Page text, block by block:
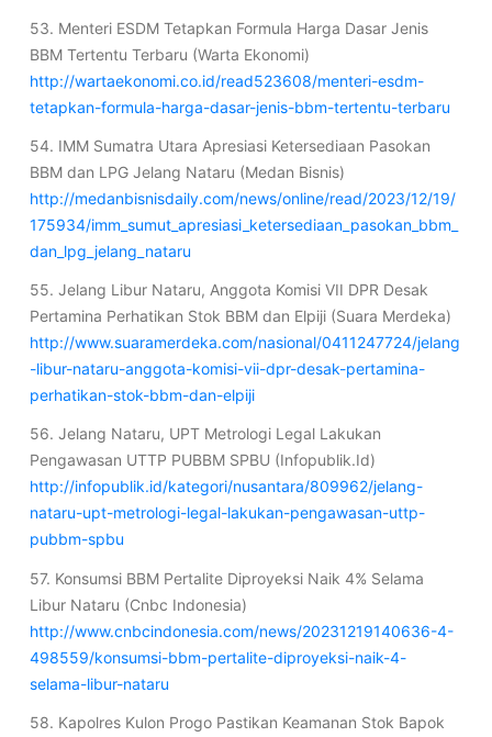
53. Menteri ESDM Tetapkan Formula Harga Dasar Jenis
BBM Tertentu Terbaru (Warta Ekonomi)
http://wartaekonomi.co.id/read523608/menteri-esdm-
tetapkan-formula-harga-dasar-jenis-bbm-tertentu-terbaru
54. IMM Sumatra Utara Apresiasi Ketersediaan Pasokan
BBM dan LPG Jelang Nataru (Medan Bisnis)
http://medanbisnisdaily.com/news/online/read/2023/12/19/
175934/imm_sumut_apresiasi_ketersediaan_pasokan_bbm_
dan_lpg_jelang_nataru
55. Jelang Libur Nataru, Anggota Komisi VII DPR Desak
Pertamina Perhatikan Stok BBM dan Elpiji (Suara Merdeka)
http://www.suaramerdeka.com/nasional/0411247724/jelang
-libur-nataru-anggota-komisi-vii-dpr-desak-pertamina-
perhatikan-stok-bbm-dan-elpiji
56. Jelang Nataru, UPT Metrologi Legal Lakukan
Pengawasan UTTP PUBBM SPBU (Infopublik.Id)
http://infopublik.id/kategori/nusantara/809962/jelang-
nataru-upt-metrologi-legal-lakukan-pengawasan-uttp-
pubbm-spbu
57. Konsumsi BBM Pertalite Diproyeksi Naik 4% Selama
Libur Nataru (Cnbc Indonesia)
http://www.cnbcindonesia.com/news/20231219140636-4-
498559/konsumsi-bbm-pertalite-diproyeksi-naik-4-
selama-libur-nataru
58. Kapolres Kulon Progo Pastikan Keamanan Stok Bapok